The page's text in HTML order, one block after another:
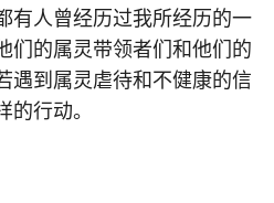
有人曾经历过我所经历的一
们的属灵带领者们和他们的
遇到属灵虐待和不健康的信
行动。